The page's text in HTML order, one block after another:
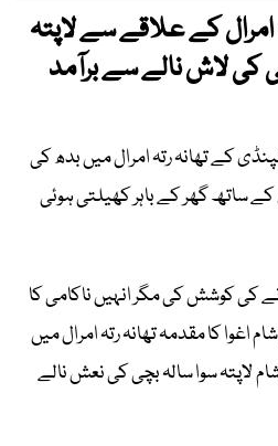
امرال کے علاقے سے لاپتہ
کی لاش نالے سے برآمد
کے تھانہ رتہ امرال میں بدھ کی
کے ساتھ گھر کے باہر کھیلتی ہوئی
کی کوشش کی مگر انہیں ناکامی کا
اغوا کا مقدمہ تھانہ رتہ امرال میں
لاپتہ سوا سالہ بچی کی نعش نالے